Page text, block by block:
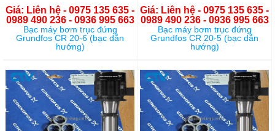
Giá: Liên hệ - 0975 135 635 -
0989 490 236 - 0936 995 663
Bạc máy bơm trục đứng
Grundfos CR 20-6 (bạc dẫn
hướng)
Giá: Liên hệ - 0975 135 635 -
0989 490 236 - 0936 995 663
Bạc máy bơm trục đứng
Grundfos CR 20-5 (bạc dẫn
hướng)